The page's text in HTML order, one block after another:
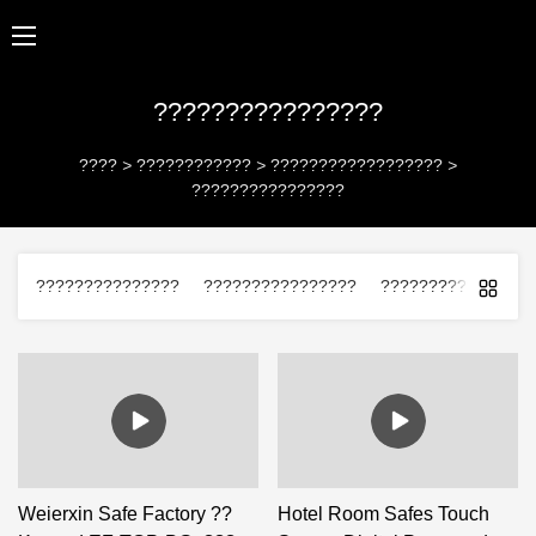
????????????????
???? > ???????????? > ?????????????????? >
????????????????
??????????????? ???????????????? ??????????
Weierxin Safe Factory ??
Hotel Room Safes Touch